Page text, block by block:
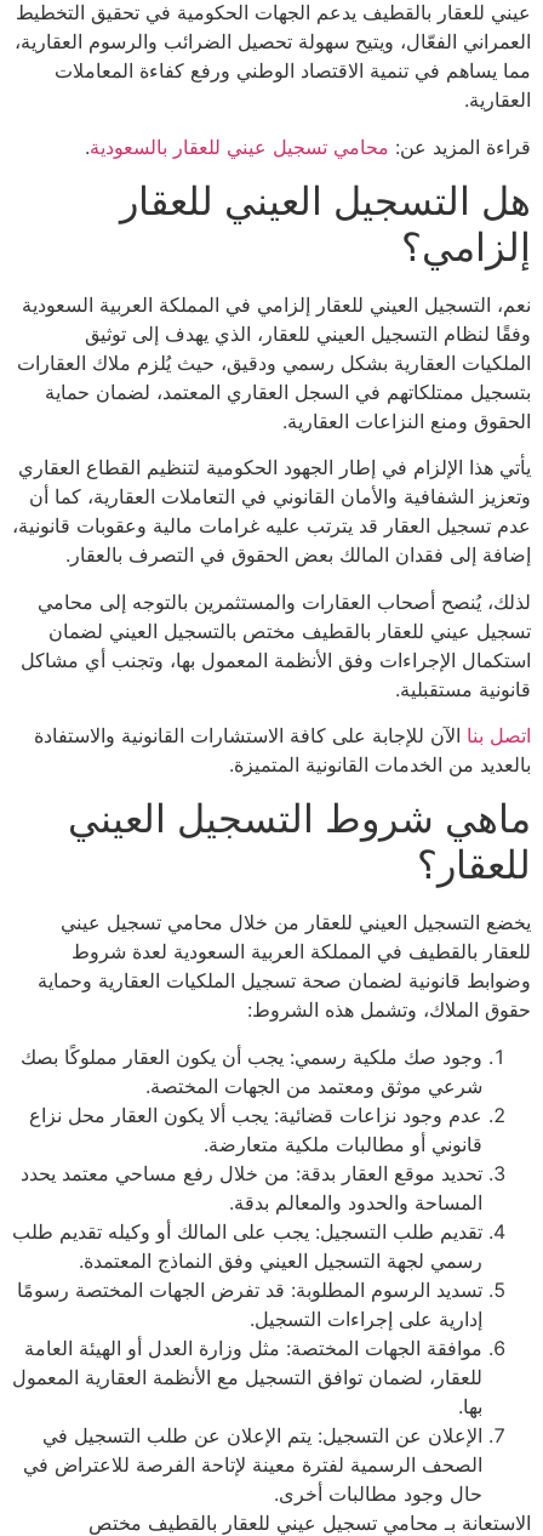
للعقار بالقطيف يدعم الجهات الحكومية في تحقيق التخطيط
الفعّال، ويتيح سهولة تحصيل الضرائب والرسوم العقارية،
يساهم في تنمية الاقتصاد الوطني ورفع كفاءة المعاملات
المزيد عن: محامي تسجيل عيني للعقار بالسعودية.
التسجيل العيني للعقار
التسجيل العيني للعقار إلزامي في المملكة العربية السعودية
لنظام التسجيل العيني للعقار، الذي يهدف إلى توثيق
العقارية بشكل رسمي ودقيق، حيث يُلزم ملاك العقارات
ممتلكاتهم في السجل العقاري المعتمد، لضمان حماية
ومنع النزاعات العقارية.
هذا الإلزام في إطار الجهود الحكومية لتنظيم القطاع العقاري
الشفافية والأمان القانوني في التعاملات العقارية، كما أن
تسجيل العقار قد يترتب عليه غرامات مالية وعقوبات قانونية،
إلى فقدان المالك بعض الحقوق في التصرف بالعقار.
يُنصح أصحاب العقارات والمستثمرين بالتوجه إلى محامي
عيني للعقار بالقطيف مختص بالتسجيل العيني لضمان
الإجراءات وفق الأنظمة المعمول بها، وتجنب أي مشاكل
مستقبلية.
بناالآن للإجابة على كافة الاستشارات القانونية والاستفادة
من الخدمات القانونية المتميزة.
شروط التسجيل العيني
التسجيل العيني للعقار من خلال محامي تسجيل عيني
بالقطيف في المملكة العربية السعودية لعدة شروط
قانونية لضمان صحة تسجيل الملكيات العقارية وحماية
الملاك، وتشمل هذه الشروط:
وجود صك ملكية رسمي: يجب أن يكون العقار مملوكًا بصك
شرعي موثق ومعتمد من الجهات المختصة.
عدم وجود نزاعات قضائية: يجب ألا يكون العقار محل نزاع
قانوني أو مطالبات ملكية متعارضة.
تحديد موقع العقار بدقة: من خلال رفع مساحي معتمد يحدد
المساحة والحدود والمعالم بدقة.
تقديم طلب التسجيل: يجب على المالك أو وكيله تقديم طلب
رسمي لجهة التسجيل العيني وفق النماذج المعتمدة.
تسديد الرسوم المطلوبة: قد تفرض الجهات المختصة رسومًا
إدارية على إجراءات التسجيل.
موافقة الجهات المختصة: مثل وزارة العدل أو الهيئة العامة
للعقار، لضمان توافق التسجيل مع الأنظمة العقارية المعمول
الإعلان عن التسجيل: يتم الإعلان عن طلب التسجيل في
الصحف الرسمية لفترة معينة لإتاحة الفرصة للاعتراض في
حال وجود مطالبات أخرى.
بـ محامي تسجيل عيني للعقار بالقطيف مختص